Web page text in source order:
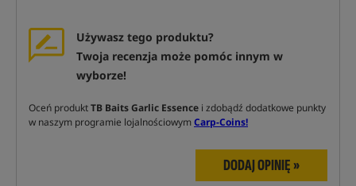
Używasz tego produktu?
Twoja recenzja może pomóc innym w
wyborze!
Oceń produktTB Baits Garlic Essence i zdobądź dodatkowe punkty
w naszym programie lojalnościowymCarp-Coins!
DODAJ OPINIĘ »